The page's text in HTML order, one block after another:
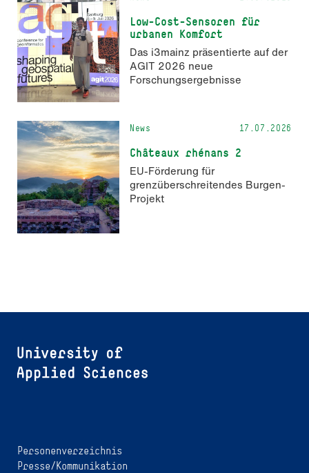
Low-Cost-Sensoren für
urbanen Komfort
Das i3mainz präsentierte auf der
AGIT 2026 neue
Forschungsergebnisse
News 17.07.2026
Châteaux rhénans 2
EU-Förderung für
grenzüberschreitendes Burgen-
Projekt
Personenverzeichnis
Presse/Kommunikation